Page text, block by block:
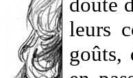
leurs
goûts,